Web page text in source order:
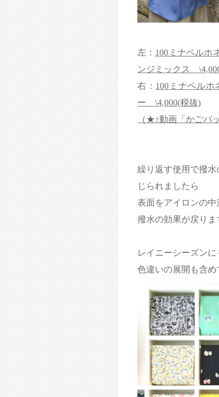
左： 100ミナペルホ
ンジミックス
右： 100ミナペルホ
ー \4,000(税抜)
（★↑動画「かごバ
繰り返す使用で撥
じられましたら
表面をアイロンの
撥水の効果が戻り
レイニーシーズン
色違いの展開も含め